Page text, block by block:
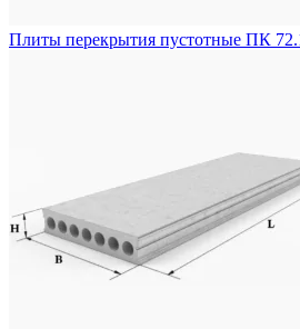
Плиты перекрытия пустотные ПК